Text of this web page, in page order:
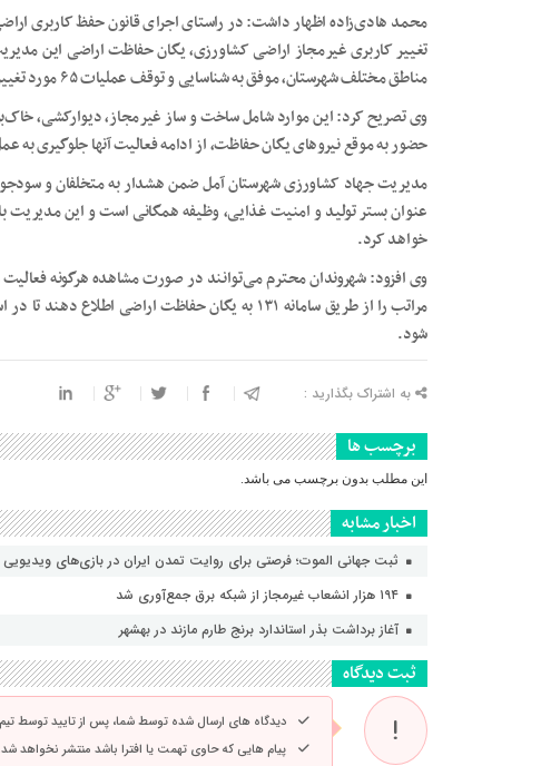
محمد هادی‌زاده اظهار داشت: در راستای اجرای قانون حفظ کاربری
مناطق مختلف شهرستان، موفق به شناسایی و توقف عملیات ۶۵ مورد تغییر کاربری غیرمجاز شد.
وی تصریح کرد: این موارد شامل ساخت و ساز غیرمجاز، دیوارکشی،
حضور به موقع نیرو‌های یگان حفاظت، از ادامه فعالیت آنها جلوگیری به
مدیریت جهاد کشاورزی شهرستان آمل ضمن هشدار به متخلفان و
عنوان بستر تولید و امنیت غذایی، وظیفه همگانی است و این مدیریت
خواهد کرد.
وی افزود: شهروندان محترم می‌توانند در صورت مشاهده هرگونه
مراتب را از طریق سامانه ۱۳۱ به یگان حفاظت اراضی
شود.
به اشتراک بگذارید :
برچسب ها
این مطلب بدون برچسب می باشد.
اخبار مشابه
ثبت جهانی الموت؛ فرصتی برای روایت تمدن ایران در بازی‌های ویدیویی
۱۹۴ هزار انشعاب غیرمجاز از شبکه برق جمع‌آوری شد
آغاز برداشت بذر استاندارد برنج طارم مازند در بهشهر
ثبت دیدگاه
دیدگاه های ارسال شده توسط شما، پس از تایید توسط
پیام هایی که حاوی تهمت یا افترا باشد منتشر نخواهد شد.